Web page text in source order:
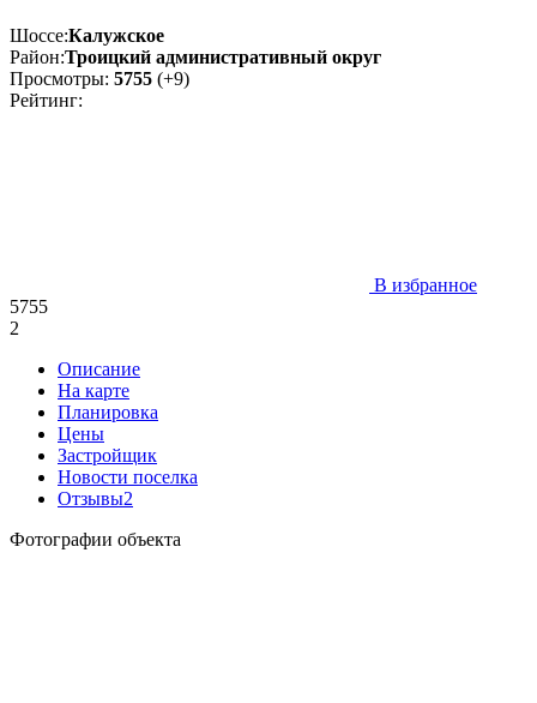
Шоссе:Калужское
Район:Троицкий административный округ
Просмотры: 5755 (+9)
Рейтинг:
В избранное
5755
2
Описание
На карте
Планировка
Цены
Застройщик
Новости поселка
Отзывы2
Фотографии объекта